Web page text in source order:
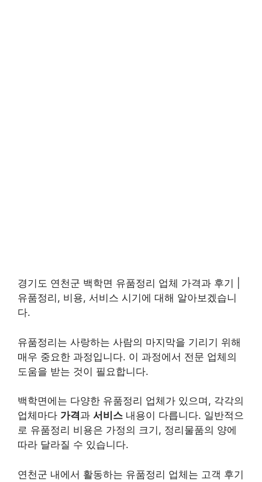
경기도 연천군 백학면 유품정리 업체 가격과 후기 |
유품정리, 비용, 서비스 시기에 대해 알아보겠습니
다.
유품정리는 사랑하는 사람의 마지막을 기리기 위해
매우 중요한 과정입니다. 이 과정에서 전문 업체의
도움을 받는 것이 필요합니다.
백학면에는 다양한 유품정리 업체가 있으며, 각각의
업체마다 가격과 서비스 내용이 다릅니다. 일반적으
로 유품정리 비용은 가정의 크기, 정리물품의 양에
따라 달라질 수 있습니다.
연천군 내에서 활동하는 유품정리 업체는 고객 후기